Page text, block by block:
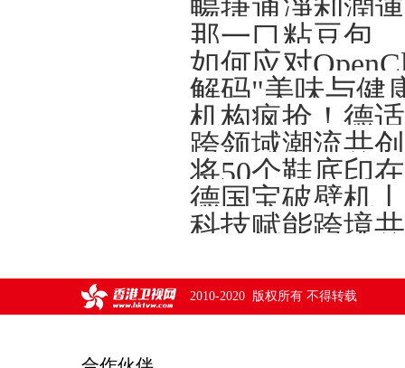
解码"美味与健
将50个鞋底印
德国宝破壁机
2010-2020 版权所有 不得转载